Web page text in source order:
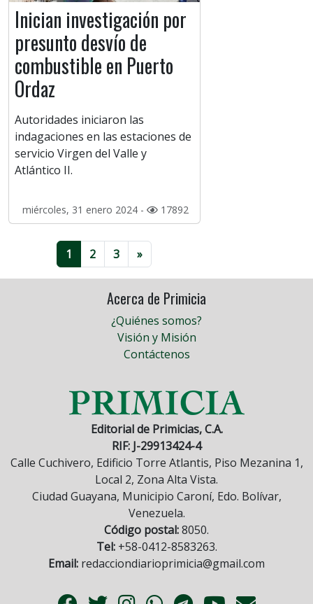
Inician investigación por
presunto desvío de
combustible en Puerto
Ordaz
Autoridades iniciaron las
indagaciones en las estaciones de
servicio Virgen del Valle y
Atlántico II.
miércoles, 31 enero 2024 - 17892
1 2 3 »
Acerca de Primicia
¿Quiénes somos?
Visión y Misión
Contáctenos
Editorial de Primicias, C.A.
RIF: J-29913424-4
Calle Cuchivero, Edificio Torre Atlantis, Piso Mezanina 1,
Local 2, Zona Alta Vista.
Ciudad Guayana, Municipio Caroní, Edo. Bolívar,
Venezuela.
Código postal:8050.
Tel:+58-0412-8583263.
Email: redacciondiarioprimicia@gmail.com